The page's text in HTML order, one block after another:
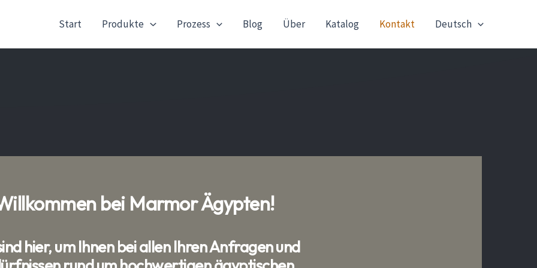
Start Produkte Prozess Blog Über Katalog Kontakt Deutsch
bei Marmor Ägypten!
hier, um Ihnen bei allen Ihren Anfragen und